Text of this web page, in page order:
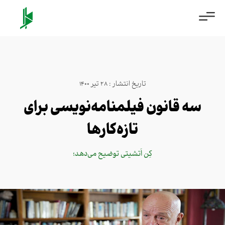
تاریخ انتشار : 28 تیر 1400
سه قانون فیلمنامه‌نویسی برای
تازه‌کارها
کِن اَتشیتی توضیح می‌دهد؛